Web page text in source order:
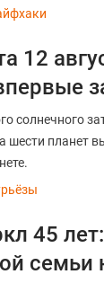
12
солнечного
шести планет
45
семьи